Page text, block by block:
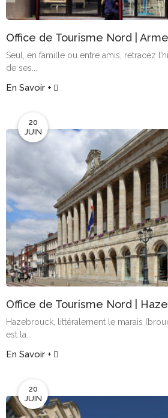
Office de Tourisme Nord |
Seul, en famille ou entre amis, retracez
de ses...
En Savoir +
20
JUIN
Office de Tourisme Nord |
Hazebrouck, littéralement le marais
est la...
En Savoir +
20
JUIN